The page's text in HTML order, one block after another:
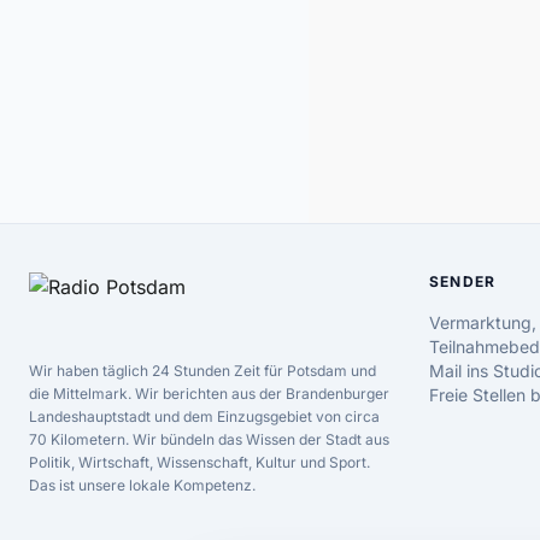
Wir haben täglich 24 Stunden Zeit für Potsdam und
die Mittelmark. Wir berichten aus der Brandenburger
Landeshauptstadt und dem Einzugsgebiet von circa
70 Kilometern. Wir bündeln das Wissen der Stadt aus
Politik, Wirtschaft, Wissenschaft, Kultur und Sport.
Das ist unsere lokale Kompetenz.
SENDER
Mail ins
Freie Stellen